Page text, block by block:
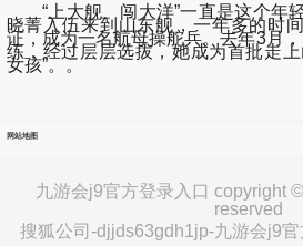
“上大舰、闯大洋”一直是这个年
晓菁入伍来到山东舰，一年多的时
证，成为一名航母操舵兵。去年3月
练，经过层层选拔，她成为首批走
女孩”。。
网站地图
九游会j9官方登录入口 copyright
reserved
搜狐公司-djjds63gdh1jp-九游会j9